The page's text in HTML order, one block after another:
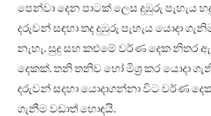
පෙන්වා දෙන පාටක් ලෙස දුඹුරු පැහැය
දරුවන් සඳහා තද දුඹුරු පැහැය යොදා
නැහැ. සුදු සහ කළුමේ වර්ණ දෙක නිතර
දෙකක්. තනි තනිව හෝ මිශ්‍ර කර යොදා
දරුවන් සදහා යොදාගන්නා විට වර්ණ
ගැනීම වඩාත් හොඳයි.